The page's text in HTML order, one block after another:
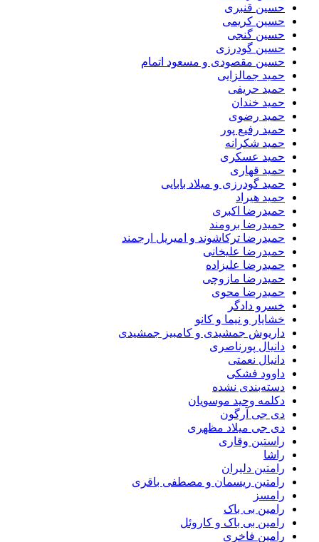
حسین قنبری
حسین کریمی
حسین گنجی
حسین گودرزی
حسین مقصودی و مسعود اتمام
حمید جمالزایی
حمید حریفی
حمید خندان
حمید رضوی
حمید رفیع پور
حمید شکرانه
حمید عسکری
حمید قهاری
حمید گودرزی و میلاد بابایی
حمید هیراد
حمیدرضا اکبری
حمیدرضا برومند
حمیدرضا ترکاشوند و امیریل ارجمند
حمیدرضا علیخانی
حمیدرضا علیزاده
حمیدرضا مازوچی
حمیدرضا محوی
خسرو دادگر
خشایار و نیما و کانو
داریوش جمشیدی و کامبیز جمشیدی
دانیال پورناصری
دانیال نعمتی
داوود فشکی
دسته‌بندی نشده
دکلمه وحید موسویان
دی جی آرگون
دی جی میلاد مظهری
راستین وقاری
راشا
رامتین دلیران
رامتین ریسمان و مصطفی باقری
رامسز
رامین بی باک
رامین بی باک و کاروئل
رامین فاخری